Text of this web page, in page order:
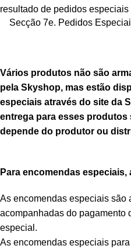
resultado de pedidos
Secção 7e. Pedidos
Vários produtos não são
pela Skyshop, mas estão
especiais através do site da
entrega para esses produtos
depende do produtor ou
Para encomendas
As encomendas especiais são
acompanhadas do pagamento
especial.
As encomendas especiais